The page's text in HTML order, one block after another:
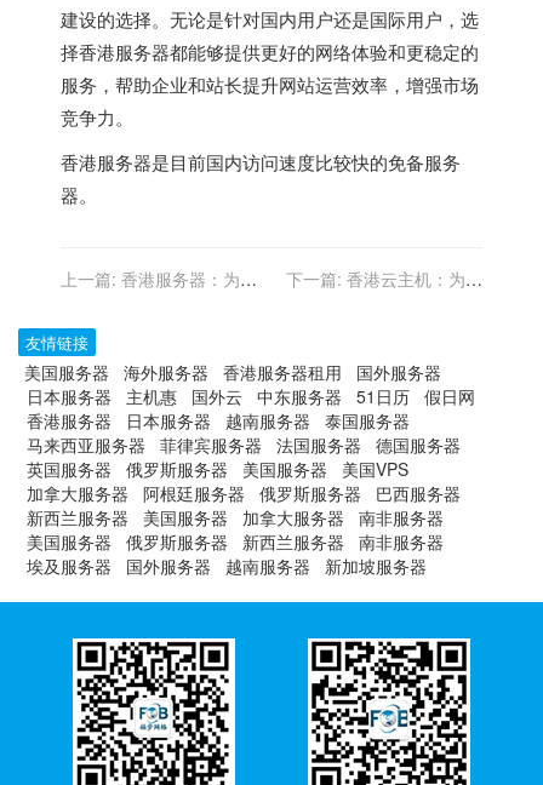
建设的选择。无论是针对国内用户还是国际用户，选
择香港服务器都能够提供更好的网络体验和更稳定的
服务，帮助企业和站长提升网站运营效率，增强市场
竞争力。
香港服务器是目前国内访问速度比较快的免备服务
器。
上一篇: 香港服务器：为您
务
下一篇: 香港云主机：为教
友情链接
美国服务器 海外服务器 香港服务器租用
国外服务器
日本服务器
主机惠 国外云 中东服务器 51日历 假日网
香港服务器
日本服务器 越南服务器
泰国服务器
马来西亚服务器
菲律宾服务器 法国服务器
德国服务器
英国服务器
俄罗斯服务器 美国服务器
美国VPS
加拿大服务器
阿根廷服务器 俄罗斯服务器
巴西服务器
新西兰服务器
美国服务器 加拿大服务器
南非服务器
美国服务器
俄罗斯服务器 新西兰服务器
南非服务器
埃及服务器
国外服务器 越南服务器 新加坡服务器